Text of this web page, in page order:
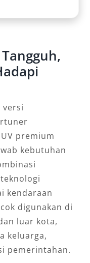
versi
premium
kebutuhan
kendaraan
digunakan di
luar kota,
keluarga,
pemerintahan.